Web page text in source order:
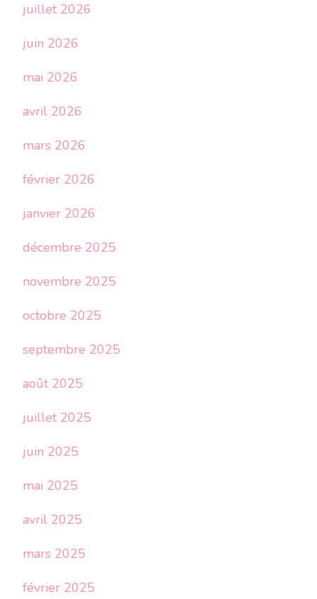
juillet 2026
juin 2026
mai 2026
avril 2026
mars 2026
février 2026
janvier 2026
décembre 2025
novembre 2025
octobre 2025
septembre 2025
août 2025
juillet 2025
juin 2025
mai 2025
avril 2025
mars 2025
février 2025